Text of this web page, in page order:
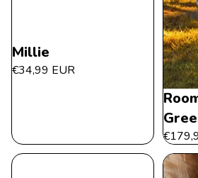
Millie
€34,99 EUR